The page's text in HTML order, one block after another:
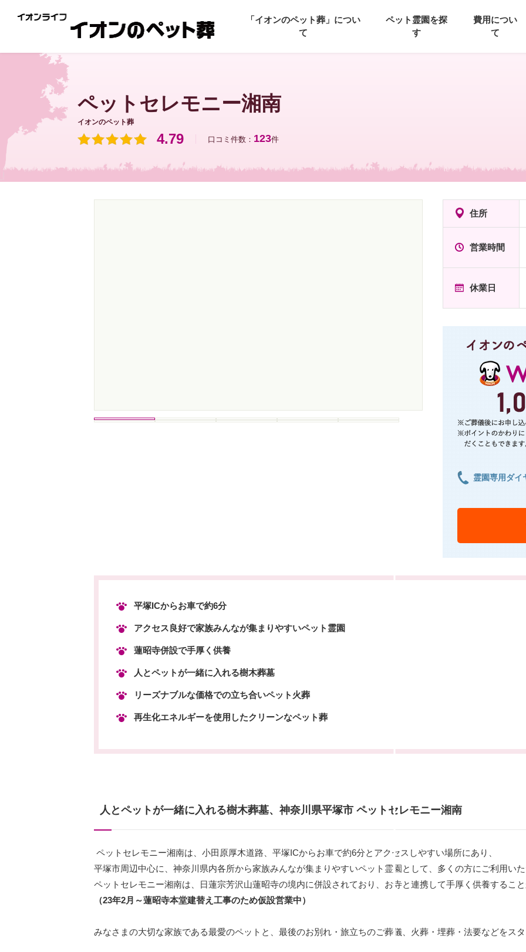
「イオンのペット葬」につい
て
ペット霊園を探
す
費用につい
て
ペットセレモニー湘南
イオンのペット葬
4.79 口コミ件数： 123件
住所
営業時間
休業日
霊園専用ダイ
平塚ICからお車で約6分
アクセス良好で家族みんなが集まりやすいペット霊園
蓮昭寺併設で手厚く供養
人とペットが一緒に入れる樹木葬墓
リーズナブルな価格での立ち合いペット火葬
再生化エネルギーを使用したクリーンなペット葬
人とペットが一緒に入れる樹木葬墓、 神奈川県平塚市 ペットセレモニー湘南
ペットセレモニー湘南は、小田原厚木道路、平塚ICからお車で約6分とアクセスしやすい場所にあり、
平塚市周辺中心に、神奈川県内各所から家族みんなが集まりやすいペット霊園として、多くの方にご利用いた
ペットセレモニー湘南は、日蓮宗芳沢山蓮昭寺の境内に併設されており、お寺と連携して手厚く供養すること
（23年2月～蓮昭寺本堂建替え工事のため仮設営業中）
みなさまの大切な家族である最愛のペットと、最後のお別れ・旅立ちのご葬儀、火葬・埋葬・法要などをス